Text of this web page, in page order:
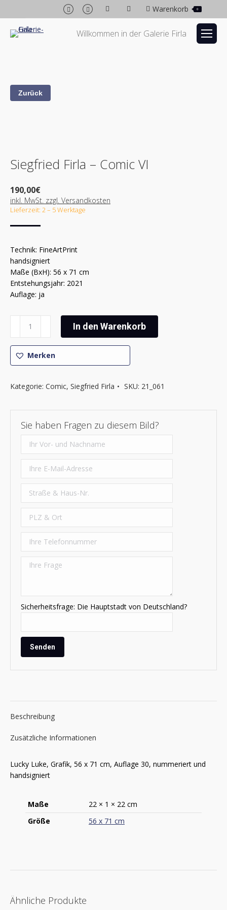
Facebook
page
opens
Instagram
page
opens
in
Warenkorb 0
Willkommen in der Galerie Firla
Siegfried Firla – Comic VI
190,00€
inkl. MwSt. zzgl. Versandkosten
Lieferzeit: 2 – 5 Werktage
Technik: FineArtPrint
handsigniert
Maße (BxH): 56 x 71 cm
Entstehungsjahr: 2021
Auflage: ja
Comic
VI
In den Warenkorb
Merken
Kategorie: Comic, Siegfried Firla SKU: 21_061
Sie haben Fragen zu diesem Bild?
Sicherheitsfrage: Die Hauptstadt von Deutschland?
Beschreibung
Zusätzliche Informationen
Lucky Luke, Grafik, 56 x 71 cm, Auflage 30, nummeriert und
handsigniert
Maße
22 × 1 × 22 cm
Größe
56 x 71 cm
Ähnliche Produkte